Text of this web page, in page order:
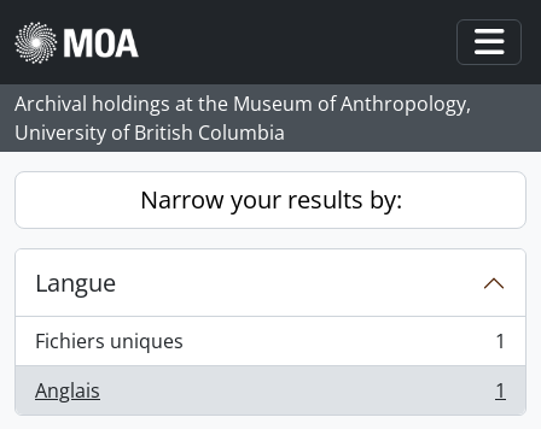
Skip to main content
Archival holdings at the Museum of Anthropology,
University of British Columbia
Narrow your results by:
Langue
Fichiers uniques
, 1 résultats
1
Anglais
, 1 résultats 1